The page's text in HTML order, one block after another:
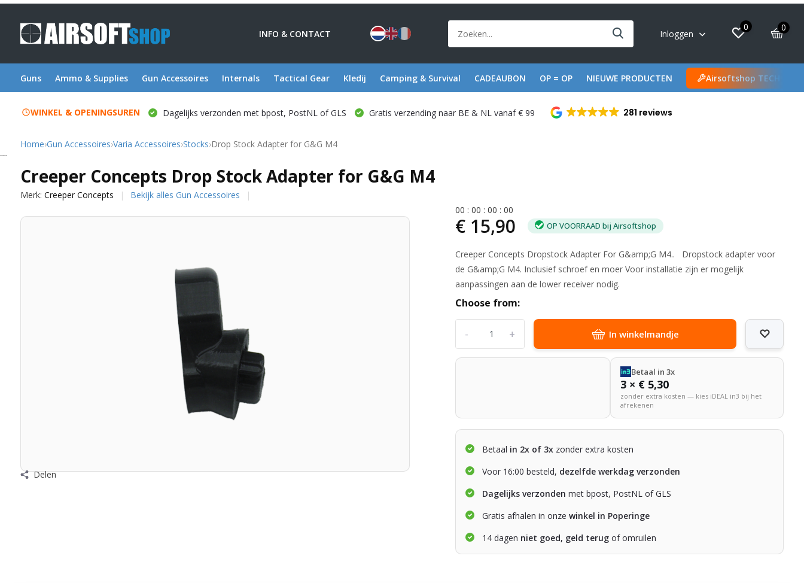
INFO & CONTACT Inloggen
0 0
Guns Ammo & Supplies Gun Accessoires Internals Tactical Gear Kledij Camping & Survival CADEAUBON OP = OP NIEUWE PRODUCTEN Airsoftshop TECH
WINKEL & OPENINGSUREN Dagelijks verzonden met bpost, PostNL of GLS Gratis verzending naar BE & NL vanaf € 99 281 reviews
Home›Gun Accessoires›Varia Accessoires›Stocks›Drop Stock Adapter for G&G M4
Creeper Concepts Drop Stock Adapter for G&G M4
Merk: Creeper Concepts Bekijk alles Gun Accessoires
Delen
00 :00 :00 :00
€ 15,90 OP VOORRAAD bij Airsoftshop
Creeper Concepts Dropstock Adapter For G&amp;G M4.. Dropstock adapter voor
de G&amp;G M4. Inclusief schroef en moer Voor installatie zijn er mogelijk
aanpassingen aan de lower receiver nodig.
Choose from:
+
- In winkelmandje
Betaal in 3x
3 × € 5,30
zonder extra kosten — kies iDEAL in3 bij het
afrekenen
Betaal in 2x of 3x zonder extra kosten
Voor 16:00 besteld, dezelfde werkdag verzonden
Dagelijks verzonden met bpost, PostNL of GLS
Gratis afhalen in onzewinkel in Poperinge
14 dagen niet goed, geld terug of omruilen